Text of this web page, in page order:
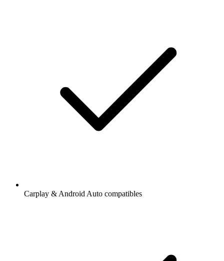
Carplay & Android Auto compatibles